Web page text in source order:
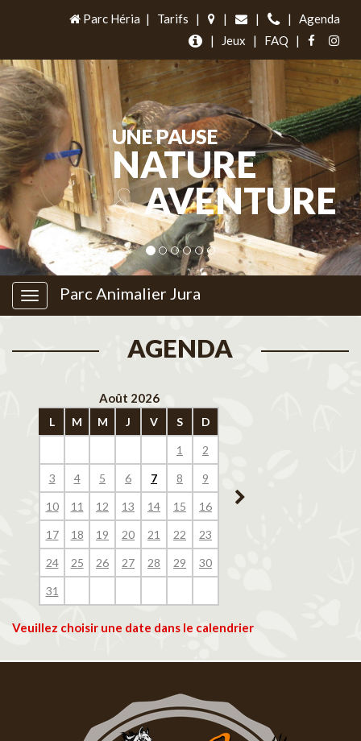
Parc Héria | Tarifs | | | |
Agenda
|
Jeux | FAQ |
UNE PAUSE
NATURE
&AVENTURE
Parc Animalier Jura
AGENDA
Août 2026
L M M J V S D
1 2
3 4 5 6 7 8 9
10 11 12 13 14 15 16
17 18 19 20 21 22 23
24 25 26 27 28 29 30
31
14
Veuillez choisir une date dans le calendrier